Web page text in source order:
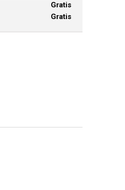
Gratis
Gratis